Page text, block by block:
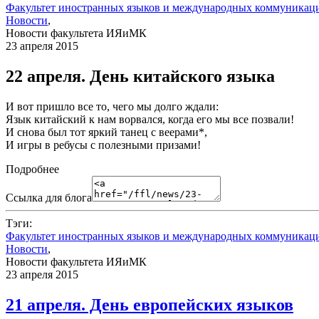
Факультет иностранных языков и международных
Новости,
Новости факультета ИЯиМК
23 апреля 2015
22 апреля. День китайского языка
И вот пришло все то, чего мы долго ждали:
Язык китайский к нам ворвался, когда его мы все позвали!
И снова был тот яркий танец с веерами*,
И игры в ребусы с полезными призами!
Подробнее
Ссылка для блога
Тэги:
Факультет иностранных языков и международных
Новости,
Новости факультета ИЯиМК
23 апреля 2015
21 апреля. День европейских языков